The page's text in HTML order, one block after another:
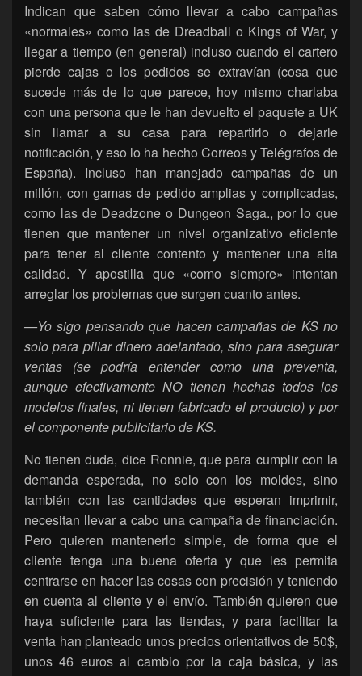
Indican que saben cómo llevar a cabo campañas
«normales» como las de Dreadball o Kings of War, y
llegar a tiempo (en general) incluso cuando el cartero
pierde cajas o los pedidos se extravían (cosa que
sucede más de lo que parece, hoy mismo charlaba
con una persona que le han devuelto el paquete a UK
sin llamar a su casa para repartirlo o dejarle
notificación, y eso lo ha hecho Correos y Telégrafos de
España). Incluso han manejado campañas de un
millón, con gamas de pedido amplias y complicadas,
como las de Deadzone o Dungeon Saga., por lo que
tienen que mantener un nivel organizativo eficiente
para tener al cliente contento y mantener una alta
calidad. Y apostilla que «como siempre» intentan
arreglar los problemas que surgen cuanto antes.
—Yo sigo pensando que hacen campañas de KS no
solo para pillar dinero adelantado, sino para asegurar
ventas (se podría entender como una preventa,
aunque efectivamente NO tienen hechas todos los
modelos finales, ni tienen fabricado el producto) y por
el componente publicitario de KS.
No tienen duda, dice Ronnie, que para cumplir con la
demanda esperada, no solo con los moldes, sino
también con las cantidades que esperan imprimir,
necesitan llevar a cabo una campaña de financiación.
Pero quieren mantenerlo simple, de forma que el
cliente tenga una buena oferta y que les permita
centrarse en hacer las cosas con precisión y teniendo
en cuenta al cliente y el envío. También quieren que
haya suficiente para las tiendas, y para facilitar la
venta han planteado unos precios orientativos de 50$,
unos 46 euros al cambio por la caja básica, y las